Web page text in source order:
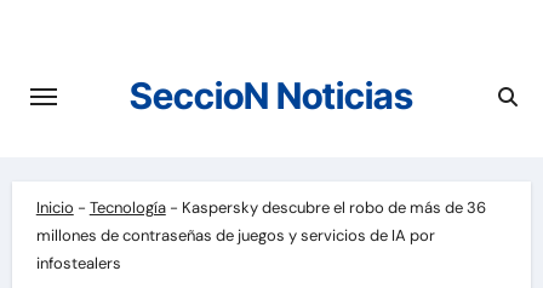
contenido
SeccioN Noticias
Inicio - Tecnología- Kaspersky descubre el robo de más de 36
millones de contraseñas de juegos y servicios de IA por
infostealers